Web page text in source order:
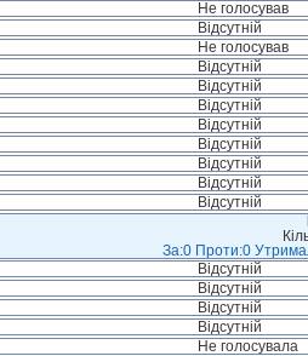
Не голосував
Відсутній
Не голосував
Відсутній
Відсутній
Відсутній
Відсутній
Відсутній
Відсутній
Відсутній
Відсутній
За:0 Проти:0
Відсутній
Відсутній
Відсутній
Відсутній
Не голосувала